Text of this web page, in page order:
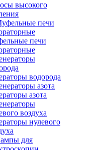
высокого
печи
водорода
азота
нулевого